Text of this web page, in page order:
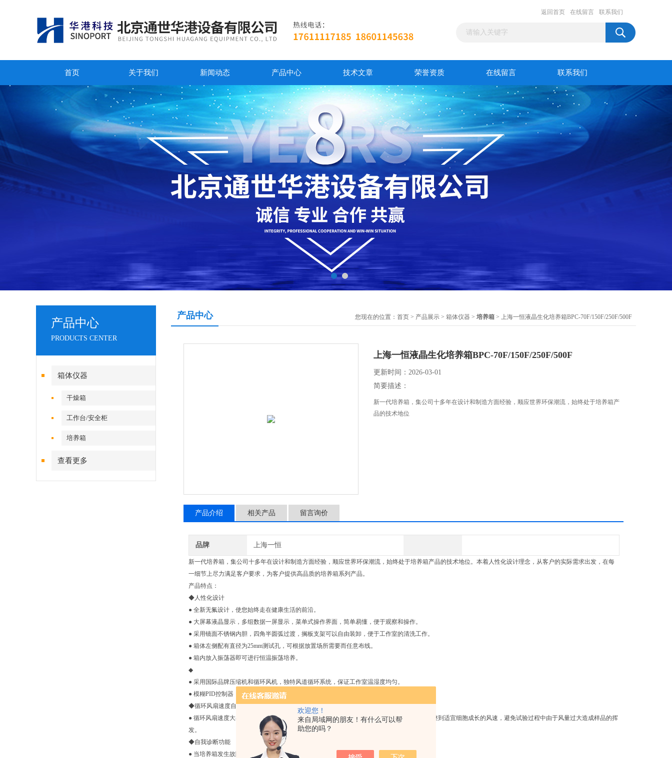
欢迎您！
来自局域网的朋友！有什么可以帮
助您的吗？
返回首页 在线留言 联系我们
首页 关于我们 新闻动态 产品中心 技术文章 荣誉资质 在线留言 联系我们
产品中心
PRODUCTS CENTER
箱体仪器
干燥箱
工作台/安全柜
培养箱
查看更多
产品中心 您现在的位置： 首页 > 产品展示 > 箱体仪器 > 培养箱 > 上海一恒液晶生化培养箱BPC-70F/150F/250F/500F
上海一恒液晶生化培养箱BPC-70F/150F/250F/500F
更新时间：2026-03-01
简要描述：
新一代培养箱，集公司十多年在设计和制造方面经验，顺应世界环保潮流，始终处于培养箱产
品的技术地位
产品介绍 相关产品 留言询价
品牌 上海一恒
新一代培养箱，集公司十多年在设计和制造方面经验，顺应世界环保潮流，始终处于培养箱产品的技术地位。本着人性化设计理念，从客户的实际需求出发，在每
一细节上尽力满足客户要求，为客户提供高品质的培养箱系列产品。
产品特点：
◆人性化设计
● 全新无氟设计，使您始终走在健康生活的前沿。
● 大屏幕液晶显示，多组数据一屏显示，菜单式操作界面，简单易懂，便于观察和操作。
● 采用镜面不锈钢内胆，四角半圆弧过渡，搁板支架可以自由装卸，便于工作室的清洗工作。
● 箱体左侧配有直径为25mm测试孔，可根据放置场所需要而任意布线。
● 箱内放入振荡器即可进行恒温振荡培养。
◆
● 采用国际品牌压缩机和循环风机，独特风道循环系统，保证工作室温湿度均匀。
● 模糊PID控制器，控温精确波动小，带定时功能，时间设定值99小时59分。
◆循环风扇速度自动控制
● 循环风扇速度大小可自动控制， 当箱内温度处于恒温状态时， 速度会减小， 循环风速会调整到适宜细胞成长的风速，避免试验过程中由于风量过大造成样品的挥
发。
◆自我诊断功能
● 当培养箱发生故障时，液晶显示屏会出现故障信息，运行故障点一目了然。